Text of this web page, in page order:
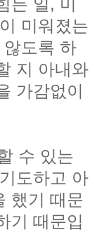
미워졌는
도록 하
지 아내와
가감없이
수 있는
도하고 아
했기 때문
기 때문입